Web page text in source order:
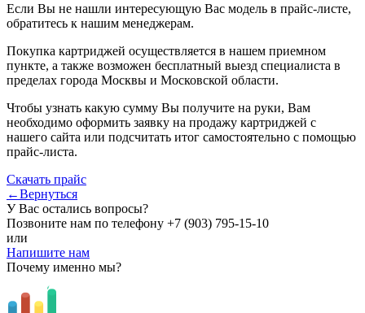
Если Вы не нашли интересующую Вас модель в прайс-листе,
обратитесь к нашим менеджерам.
Покупка картриджей осуществляется в нашем приемном
пункте, а также возможен бесплатный выезд специалиста в
пределах города Москвы и Московской области.
Чтобы узнать какую сумму Вы получите на руки, Вам
необходимо оформить заявку на продажу картриджей с
нашего сайта или подсчитать итог самостоятельно с помощью
прайс-листа.
Скачать прайс
←Вернуться
У Вас остались вопросы?
Позвоните нам по телефону +7 (903) 795-15-10
или
Напишите нам
Почему именно мы?